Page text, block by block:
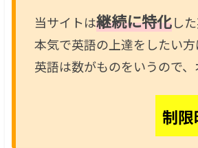
当サイトは継続に特化し
本気で英語の上達をしたい
英語は数がものをいうので